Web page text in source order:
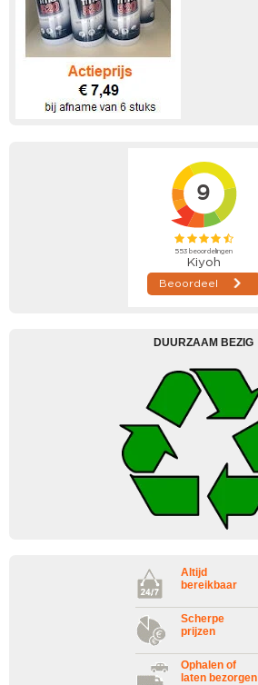
DUURZAAM BEZIG
Altijd
bereikbaar
Scherpe
prijzen
Ophalen of
laten bezorgen